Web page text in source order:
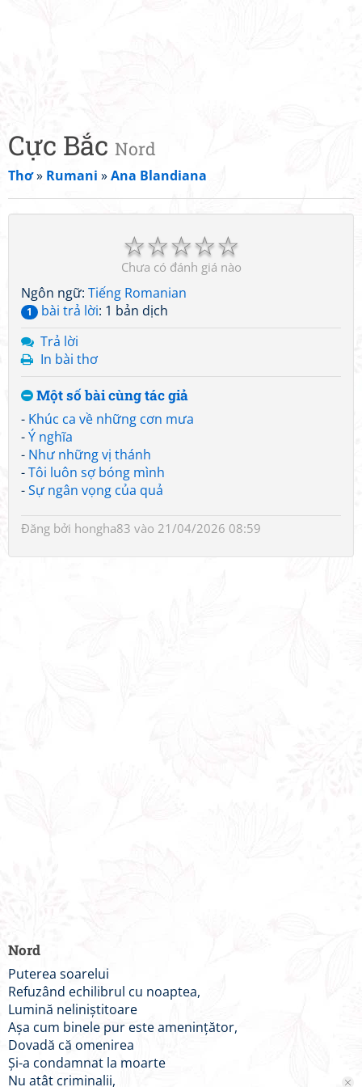
Cực Bắc Nord
Thơ» Rumani »Ana Blandiana
☆
☆
☆
☆
☆
Chưa có đánh giá nào
Ngôn ngữ: Tiếng Romanian
1 bài trả lời: 1 bản dịch
Trả lời
In bài thơ
Một số bài cùng tác giả
- Khúc ca về những cơn mưa
-Ý nghĩa
- Như những vị thánh
-Tôi luôn sợ bóng mình
-Sự ngân vọng của quả
Đăng bởi hongha83 vào 21/04/2026 08:59
Nord
Puterea soarelui
Refuzând echilibrul cu noaptea,
Lumină neliniștitoare
Așa cum binele pur este amenințător,
Dovadă că omenirea
Și-a condamnat la moarte
Nu atât criminalii,